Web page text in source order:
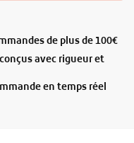
de plus de 100€
avec rigueur et
en temps réel